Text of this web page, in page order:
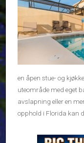
en åpen stue- og
uteområde med eget
avslapning eller en
opphold i Florida kan